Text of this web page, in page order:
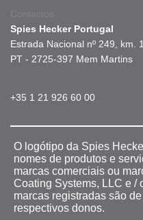
Contactos
Spies Hecker Portugal
Estrada Nacional nº 249, km.
PT - 2725-397 Mem Martins
+35 1 21 926 60 00
O logótipo da Spies
nomes de produtos e
marcas comerciais ou
Coating Systems, LLC e /
marcas registradas são
respectivos donos.